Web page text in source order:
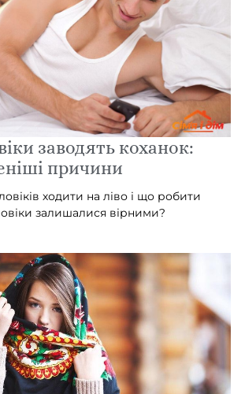
заводять коханок:
причини
ходити на ліво і що робити
залишалися вірними?